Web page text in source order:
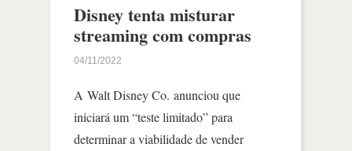
Disney tenta misturar
streaming com compras
04/11/2022
A Walt Disney Co. anunciou que
iniciará um “teste limitado” para
determinar a viabilidade de vender